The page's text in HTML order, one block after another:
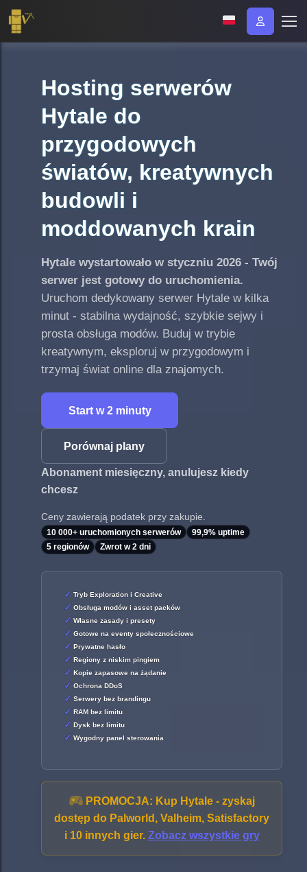
Hosting serwerów
Hytale do
przygodowych
światów, kreatywnych
budowli i
moddowanych krain
Hytale wystartowało w styczniu 2026 - Twój
serwer jest gotowy do uruchomienia.
Uruchom dedykowany serwer Hytale w kilka
minut - stabilna wydajność, szybkie sejwy i
prosta obsługa modów. Buduj w trybie
kreatywnym, eksploruj w przygodowym i
trzymaj świat online dla znajomych.
Start w 2 minuty
Porównaj plany
Abonament miesięczny, anulujesz kiedy
chcesz
Ceny zawierają podatek przy zakupie.
10 000+ uruchomionych serwerów
99,9% uptime
5 regionów
Zwrot w 2 dni
Tryb Exploration i Creative
Obsługa modów i asset packów
Własne zasady i presety
Gotowe na eventy społecznościowe
Prywatne hasło
Regiony z niskim pingiem
Kopie zapasowe na żądanie
Ochrona DDoS
Serwery bez brandingu
RAM bez limitu
Dysk bez limitu
Wygodny panel sterowania
PROMOCJA: Kup Hytale - zyskaj
dostęp do Palworld, Valheim, Satisfactory
i 10 innych gier. Zobacz wszystkie gry